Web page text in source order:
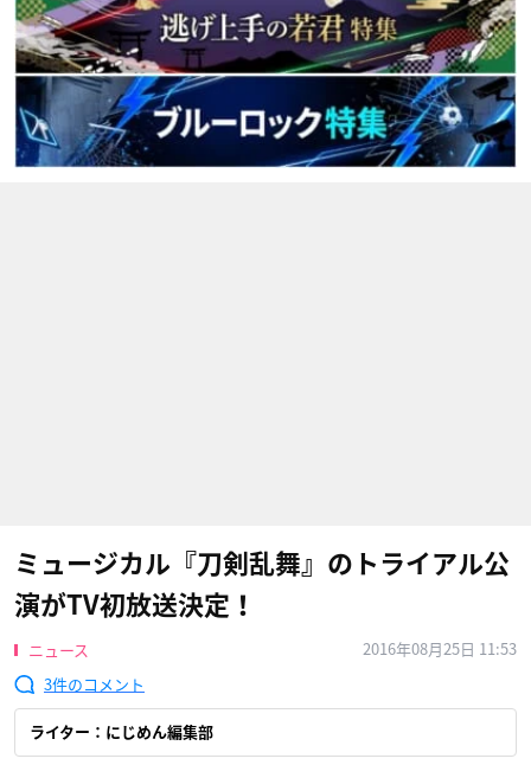
ミュージカル『刀剣乱舞』のトライアル公
演がTV初放送決定！
ニュース
2016年08月25日 11:53
3
ライター：にじめん編集部